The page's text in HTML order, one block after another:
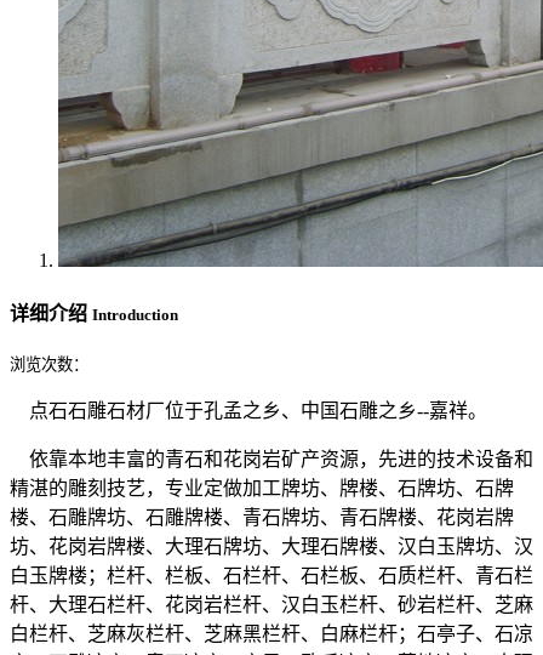
详细介绍 Introduction
浏览次数：
点石石雕石材厂位于孔孟之乡、中国石雕之乡--嘉祥。
依靠本地丰富的青石和花岗岩矿产资源，先进的技术设备和
精湛的雕刻技艺，专业定做加工牌坊、牌楼、石牌坊、石牌
楼、石雕牌坊、石雕牌楼、青石牌坊、青石牌楼、花岗岩牌
坊、花岗岩牌楼、大理石牌坊、大理石牌楼、汉白玉牌坊、汉
白玉牌楼；栏杆、栏板、石栏杆、石栏板、石质栏杆、青石栏
杆、大理石栏杆、花岗岩栏杆、汉白玉栏杆、砂岩栏杆、芝麻
白栏杆、芝麻灰栏杆、芝麻黑栏杆、白麻栏杆；石亭子、石凉